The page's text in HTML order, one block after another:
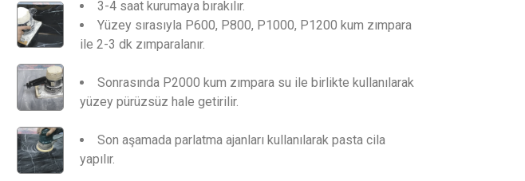
3-4 saat kurumaya bırakılır.
Yüzey sırasıyla P600, P800, P1000, P1200 kum zımpara
ile 2-3 dk zımparalanır.
Sonrasında P2000 kum zımpara su ile birlikte kullanılarak
yüzey pürüzsüz hale getirilir.
Son aşamada parlatma ajanları kullanılarak pasta cila
yapılır.